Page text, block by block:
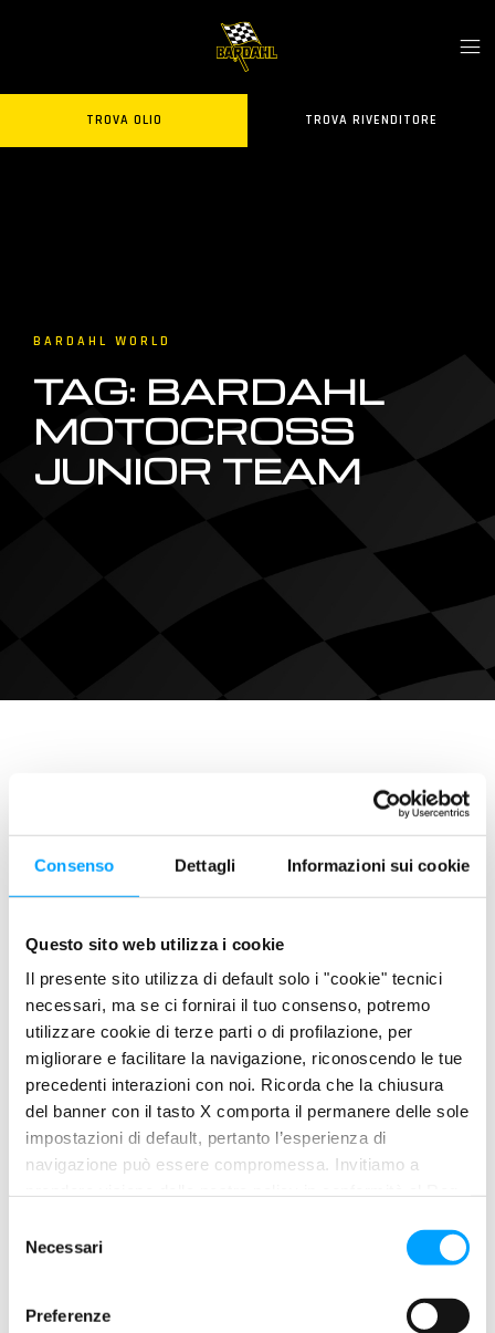
Consenso Dettagli Informazioni sui cookie
Questo sito web utilizza i cookie
Il presente sito utilizza di default solo i "cookie" tecnici
necessari, ma se ci fornirai il tuo consenso, potremo
utilizzare cookie di terze parti o di profilazione, per
migliorare e facilitare la navigazione, riconoscendo le tue
precedenti interazioni con noi. Ricorda che la chiusura
del banner con il tasto X comporta il permanere delle sole
impostazioni di default, pertanto l’esperienza di
navigazione può essere compromessa. Invitiamo a
Privacy Policy.
Necessari
Preferenze
TROVA OLIO TROVA RIVENDITORE
BARDAHL WORLD
TAG: BARDAHL
MOTOCROSS
JUNIOR TEAM
MOTO
Il Bardahl Motocross Junior Team pronto
per la stagione 2024
Presentato sul palco dell’auditorium “One Space”, presso
lo stabilimento Maroil-Bardahl Italia di Altopascio, il team
dedicato alle giovani promesse del motocross. 11 piloti,
impegnati